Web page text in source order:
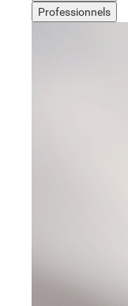
Professionnels